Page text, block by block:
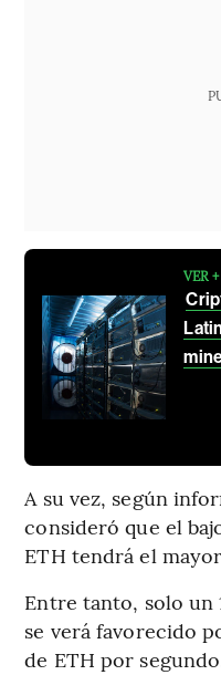
VER +
A su vez, según
consideró que el
ETH tendrá el
Entre tanto, solo un
se verá favorecido
de ETH por